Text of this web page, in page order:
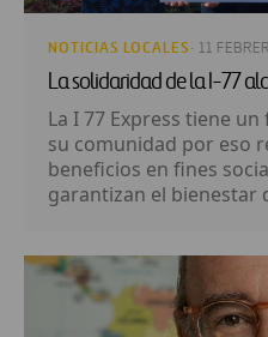
NOTICIAS LOCALES · 11
La solidaridad de la I-77
La I 77 Express tiene
su comunidad por eso
beneficios en fines
garantizan el bienestar